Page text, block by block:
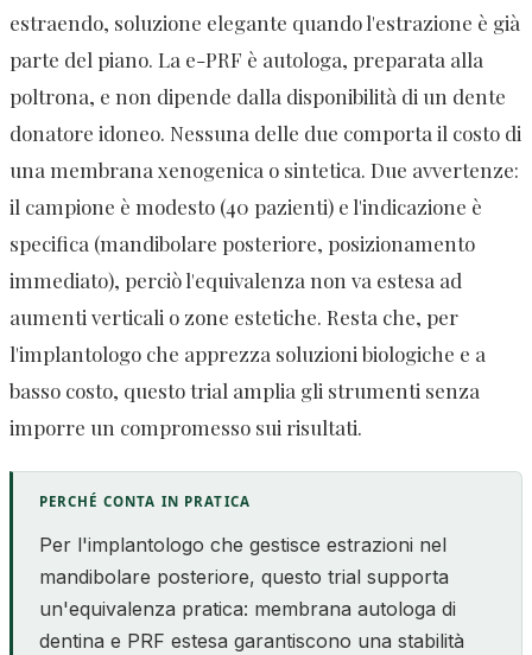
estraendo, soluzione elegante quando l'estrazione è già
parte del piano. La e-PRF è autologa, preparata alla
poltrona, e non dipende dalla disponibilità di un dente
donatore idoneo. Nessuna delle due comporta il costo di
una membrana xenogenica o sintetica. Due avvertenze:
il campione è modesto (40 pazienti) e l'indicazione è
specifica (mandibolare posteriore, posizionamento
immediato), perciò l'equivalenza non va estesa ad
aumenti verticali o zone estetiche. Resta che, per
l'implantologo che apprezza soluzioni biologiche e a
basso costo, questo trial amplia gli strumenti senza
imporre un compromesso sui risultati.
PERCHÉ CONTA IN PRATICA
Per l'implantologo che gestisce estrazioni nel
mandibolare posteriore, questo trial supporta
un'equivalenza pratica: membrana autologa di
dentina e PRF estesa garantiscono una stabilità